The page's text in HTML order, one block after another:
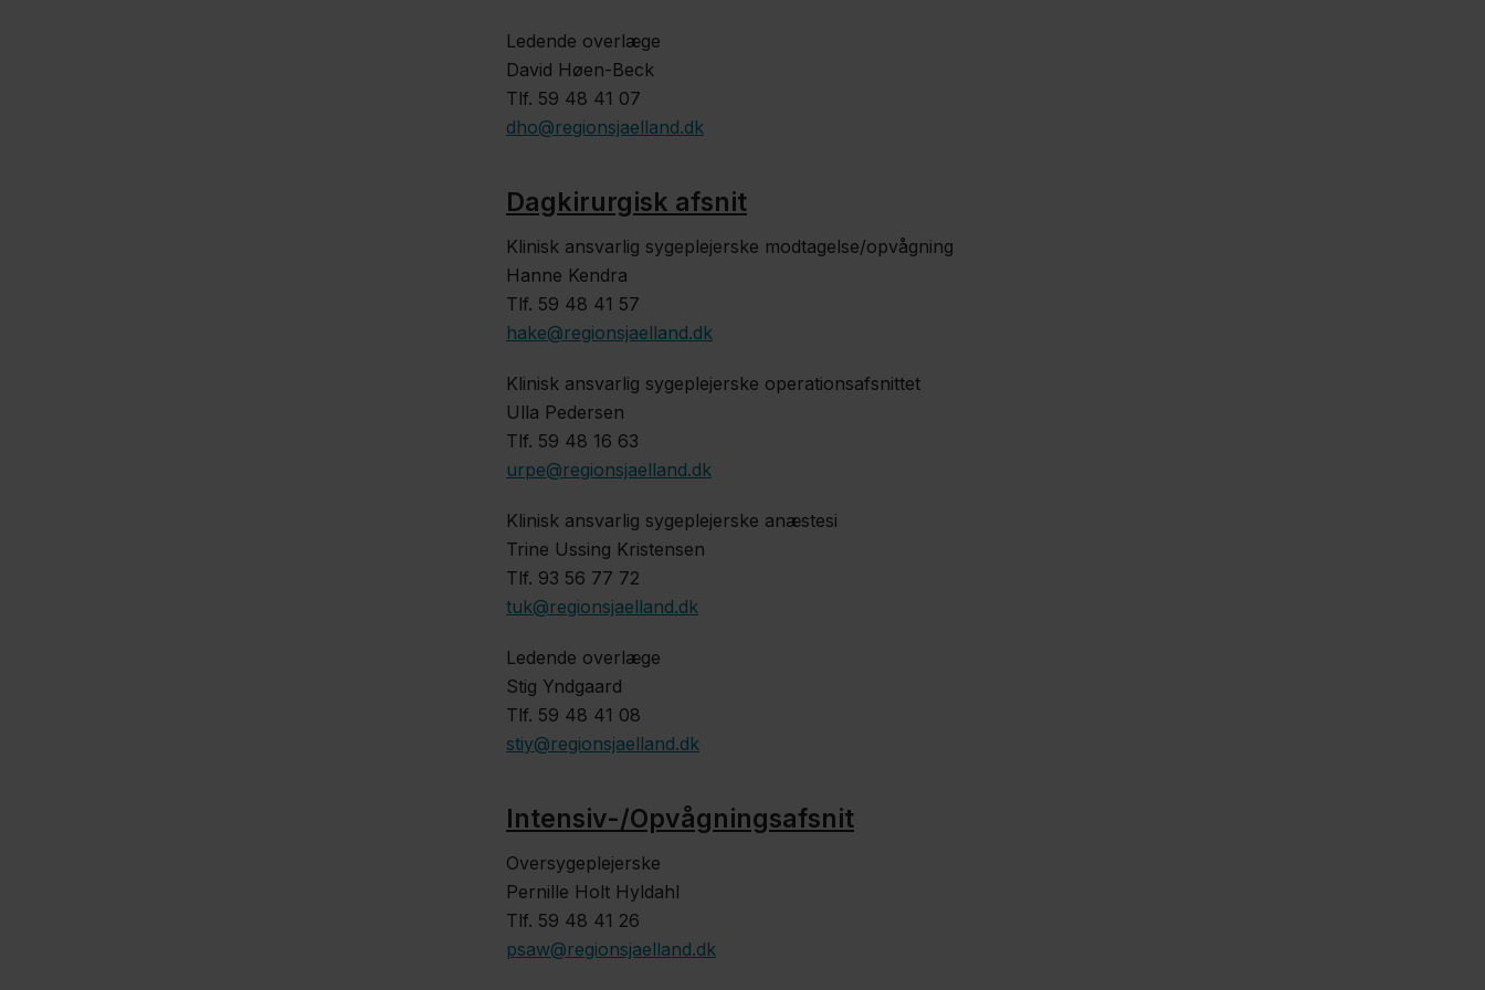
Ledende overlæge
David Høen-Beck
Tlf. 59 48 41 07
dho@regionsjaelland.dk
Dagkirurgisk afsnit
Klinisk ansvarlig sygeplejerske modtagelse/opvågning
Hanne Kendra
Tlf. 59 48 41 57
hake@regionsjaelland.dk​
Klinisk ansvarlig sygeplejerske operationsafsnittet
Ulla Pedersen
Tlf. 59 48 16 63
urpe@regionsjaelland.dk
Klinisk ansvarlig sygeplejerske anæstesi
Trine Ussing Kristensen
Tlf. 93 56 77 72
tuk@regionsjaelland.dk
​Ledende overlæge
Stig Yndgaard
Tlf. 59 48 41 08
stiy@regionsjaelland.dk​
Intensiv-/Opvågningsafsnit
Oversygeplejerske
Pernille Holt Hyldahl
Tlf. 59 48 41 26
psaw@regionsjaelland.dk